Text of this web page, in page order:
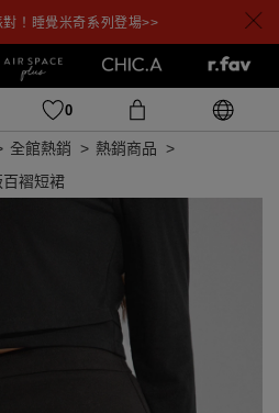
！睡覺米奇系列登場>>
0
全館熱銷
熱銷商品
褶短裙